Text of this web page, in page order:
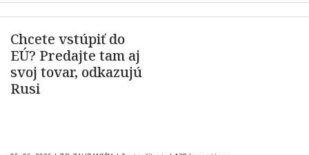
Chcete vstúpiť do
EÚ? Predajte tam aj
svoj tovar, odkazujú
Rusi